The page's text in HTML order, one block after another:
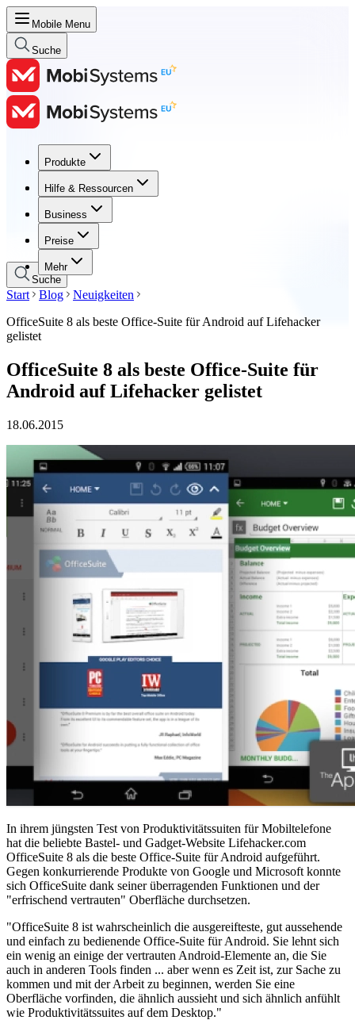
Mobile Menu
Suche
Produkte
Hilfe & Ressourcen
Business
Preise
Mehr
Produkte
Hilfe & Ressourcen
Business
Preise
Suche
Start Blog
Neuigkeiten
OfficeSuite 8 als beste Office-Suite für Android auf Lifehacker
gelistet
OfficeSuite 8 als beste Office-Suite für
Android auf Lifehacker gelistet
18.06.2015
In ihrem jüngsten Test von Produktivitätssuiten für Mobiltelefone
hat die beliebte Bastel- und Gadget-Website Lifehacker.com
OfficeSuite 8 als die beste Office-Suite für Android aufgeführt.
Gegen konkurrierende Produkte von Google und Microsoft konnte
sich OfficeSuite dank seiner überragenden Funktionen und der
"erfrischend vertrauten" Oberfläche durchsetzen.
"OfficeSuite 8 ist wahrscheinlich die ausgereifteste, gut aussehende
und einfach zu bedienende Office-Suite für Android. Sie lehnt sich
ein wenig an einige der vertrauten Android-Elemente an, die Sie
auch in anderen Tools finden ... aber wenn es Zeit ist, zur Sache zu
kommen und mit der Arbeit zu beginnen, werden Sie eine
Oberfläche vorfinden, die ähnlich aussieht und sich ähnlich anfühlt
wie Produktivitätssuites auf dem Desktop."